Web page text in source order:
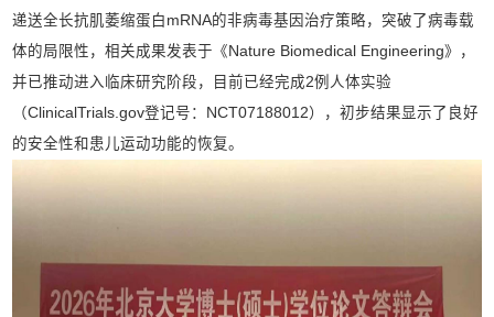
递送全长抗肌萎缩蛋白mRNA的非病毒基因治疗策略，突破了病毒载
体的局限性，相关成果发表于《Nature Biomedical Engineering》，
并已推动进入临床研究阶段，目前已经完成2例人体实验
（ClinicalTrials.gov登记号：NCT07188012），初步结果显示了良好
的安全性和患儿运动功能的恢复。